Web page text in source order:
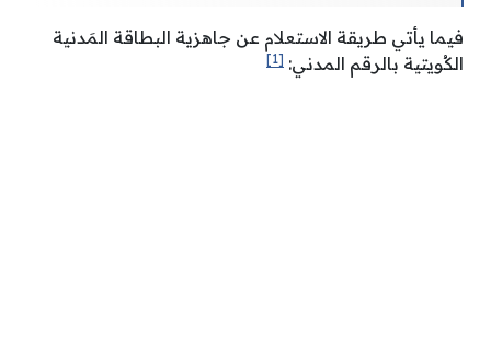
فيما يأتي طريقة الاستعلام عن جاهزية البطاقة المَدنية
الكُويتية بالرقم المدني: [1]